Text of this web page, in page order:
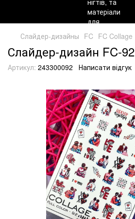
Слайдер-дизайны FC FC Collage
Слайдер-дизайн FC-92
Артикул: 243300092 Написати відгук